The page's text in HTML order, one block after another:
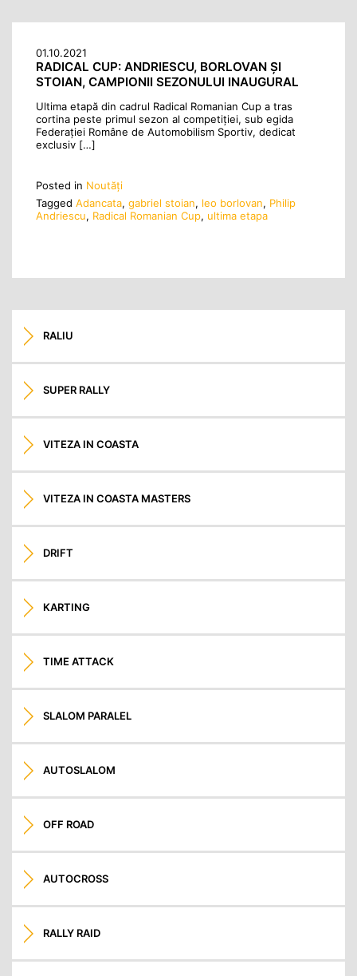
01.10.2021
RADICAL CUP: ANDRIESCU, BORLOVAN ȘI
STOIAN, CAMPIONII SEZONULUI INAUGURAL
Ultima etapă din cadrul Radical Romanian Cup a tras
cortina peste primul sezon al competiţiei, sub egida
Federației Române de Automobilism Sportiv, dedicat
exclusiv […]
Posted in Noutăţi
Tagged Adancata, gabriel stoian, leo borlovan, Philip
Andriescu, Radical Romanian Cup, ultima etapa
RALIU
SUPER RALLY
VITEZA IN COASTA
VITEZA IN COASTA MASTERS
DRIFT
KARTING
TIME ATTACK
SLALOM PARALEL
AUTOSLALOM
OFF ROAD
AUTOCROSS
RALLY RAID